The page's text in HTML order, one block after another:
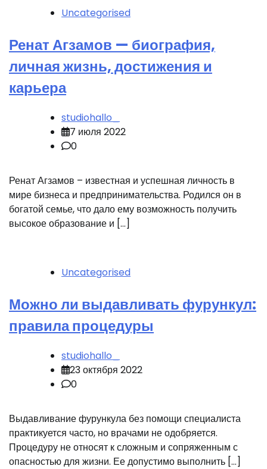
Uncategorised
Ренат Агзамов — биография,
личная жизнь, достижения и
карьера
studiohallo_
7 июля 2022
0
Ренат Агзамов – известная и успешная личность в
мире бизнеса и предпринимательства. Родился он в
богатой семье, что дало ему возможность получить
высокое образование и […]
Uncategorised
Можно ли выдавливать фурункул:
правила процедуры
studiohallo_
23 октября 2022
0
Выдавливание фурункула без помощи специалиста
практикуется часто, но врачами не одобряется.
Процедуру не относят к сложным и сопряженным с
опасностью для жизни. Ее допустимо выполнить […]